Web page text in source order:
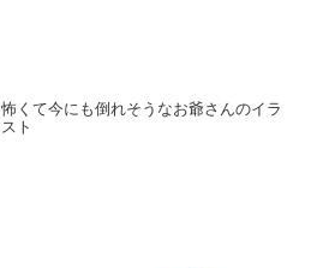
怖くて今にも倒れそうなお爺さんのイラ
スト